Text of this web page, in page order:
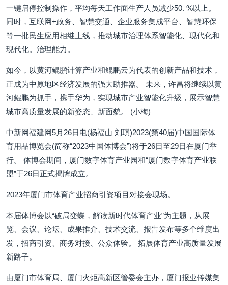
一键启停控制操作，平均每天工作面生产人员减少50. %以上。
同时，互联网+政务、智慧交通、企业服务集成平台、智慧环保
等一批民生应用相继上线，推动城市治理体系智能化、现代化和
现代化。治理能力。
如今，以黄河鲲鹏计算产业和鲲鹏云为代表的创新产品和技术，
正成为中原地区经济发展的强大助推器。 未来，许昌将继续以黄
河鲲鹏为抓手，携手华为，实现城市产业智能化升级，展示智慧
城市高质量发展的新姿态、新面貌。 (小梅)
中新网福建网5月26日电(杨福山 刘琪)2023(第40届)中国国际体
育用品博览会(简称“2023中国体博会”)将于26日至29日在厦门举
行。 体博会期间，厦门数字体育产业园和“厦门数字体育产业联
盟”于26日正式揭牌成立。
2023年厦门市体育产业招商引资项目对接会现场。
本届体博会以“破局变蝶，解读新时代体育产业”为主题，从展
览、会议、论坛、成果推介、技术交流、报告发布等多个维度出
发，招商引资、商务对接、公众体验。 拓展体育产业高质量发展
新路子。
由厦门市体育局、厦门火炬高新区管委会主办，厦门报业传媒集